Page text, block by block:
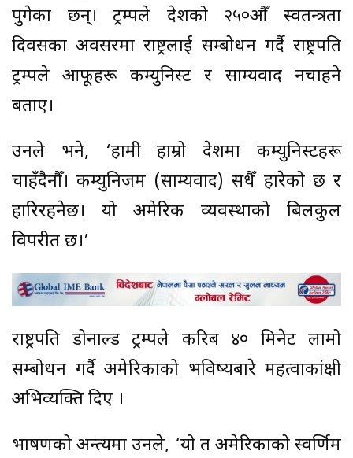
पुगेका छन्। ट्रम्पले देशको २५०औँ स्वतन्त्रता
दिवसका अवसरमा राष्ट्रलाई सम्बोधन गर्दै राष्ट्रपति
ट्रम्पले आफूहरू कम्युनिस्ट र साम्यवाद नचाहने
बताए।
उनले भने, ‘हामी हाम्रो देशमा कम्युनिस्टहरू
चाहँदैनौँ। कम्युनिजम (साम्यवाद) सधैँ हारेको छ र
हारिरहनेछ। यो अमेरिकी व्यवस्थाको बिलकुल
विपरीत छ।’
राष्ट्रपति डोनाल्ड ट्रम्पले करिब ४० मिनेट लामो
सम्बोधन गर्दै अमेरिकाको भविष्यबारे महत्वाकांक्षी
अभिव्यक्ति दिए ।
भाषणको अन्त्यमा उनले, ‘यो त अमेरिकाको स्वर्णिम